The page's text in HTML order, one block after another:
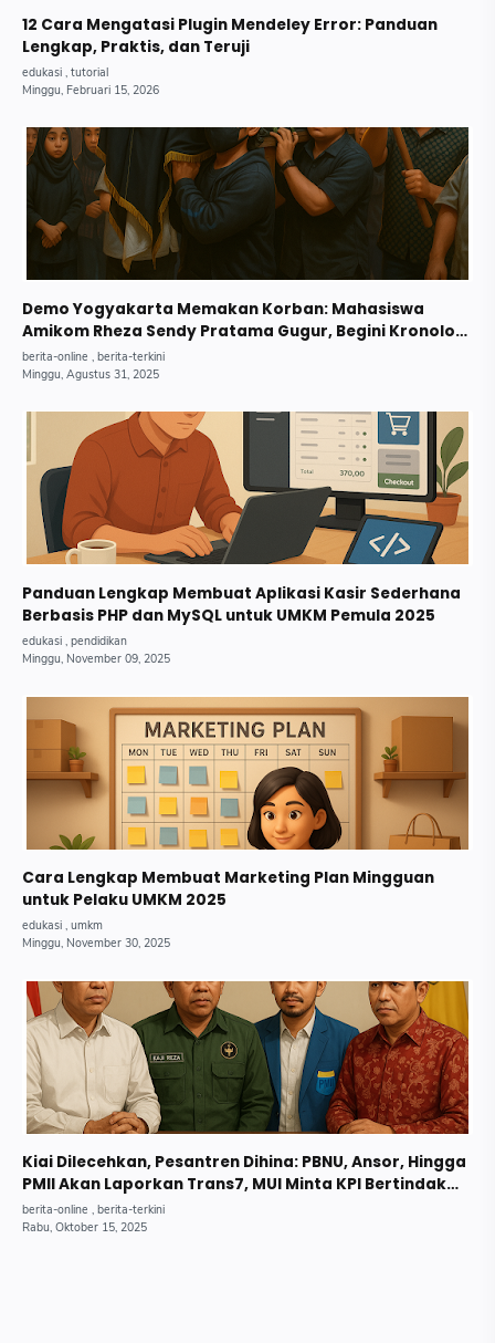
12 Cara Mengatasi Plugin Mendeley Error: Panduan
Lengkap, Praktis, dan Teruji
Demo Yogyakarta Memakan Korban: Mahasiswa
Amikom Rheza Sendy Pratama Gugur, Begini Kronologi
Lengkapnya.
Panduan Lengkap Membuat Aplikasi Kasir Sederhana
Berbasis PHP dan MySQL untuk UMKM Pemula 2025
Cara Lengkap Membuat Marketing Plan Mingguan
untuk Pelaku UMKM 2025
Kiai Dilecehkan, Pesantren Dihina: PBNU, Ansor, Hingga
PMII Akan Laporkan Trans7, MUI Minta KPI Bertindak
Tegas.